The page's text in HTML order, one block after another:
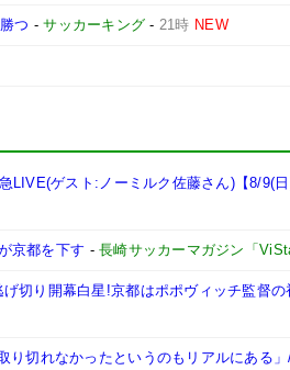
つ -サッカーキング - 21時 NEW
LIVE(ゲスト:ノーミルク佐藤さん)【8/9(
京都を下す -長崎サッカーマガジン「
切り開幕白星!京都はポポヴィッチ監督の
り切れなかったというのもリアルにある